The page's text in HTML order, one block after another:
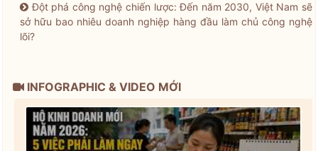
Đột phá công nghệ chiến lược: Đến năm 2030, Việt Nam sẽ
sở hữu bao nhiêu doanh nghiệp hàng đầu làm chủ công nghệ
lõi?
INFOGRAPHIC & VIDEO MỚI